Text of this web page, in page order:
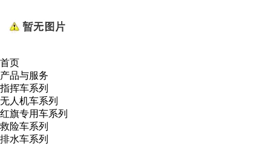
首页
产品与服务
指挥车系列
无人机车系列
红旗专用车系列
救险车系列
排水车系列